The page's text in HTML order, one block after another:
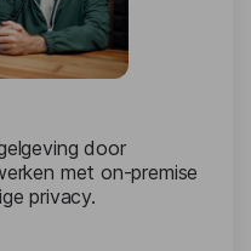
door
met on-premise
privacy.